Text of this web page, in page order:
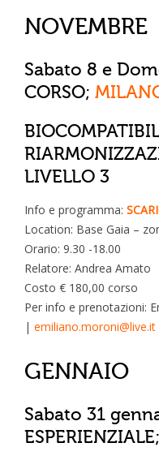
NOVEMBRE
Sabato 8 e
CORSO;
LIVELLO 3
Info e programma:
Location: Base Gaia –
Orario: 9.30 -18.00
Relatore: Andrea Amato
Costo € 180,00 corso
Per info e prenotazioni:
| emiliano.moroni@live.it
GENNAIO
Sabato 31
ESPERIENZIALE;